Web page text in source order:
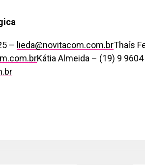
– lieda@novitacom.com.brThaís
Kátia Almeida – (19) 9